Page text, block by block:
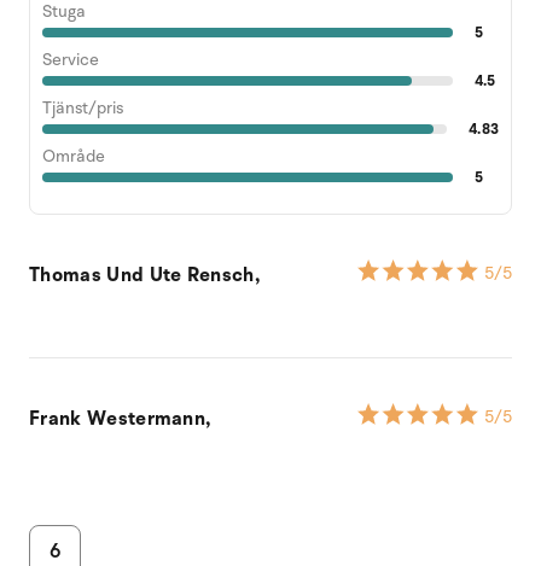
Stuga
5
Service
4.5
Tjänst/pris
4.83
Område
5
Thomas Und Ute Rensch, 5/5
Frank Westermann, 5/5
6